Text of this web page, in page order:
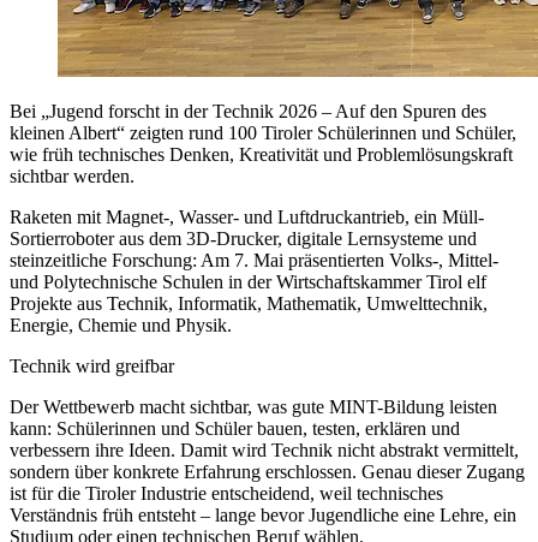
Bei „Jugend forscht in der Technik 2026 – Auf den Spuren des
kleinen Albert“ zeigten rund 100 Tiroler Schülerinnen und Schüler,
wie früh technisches Denken, Kreativität und Problemlösungskraft
sichtbar werden.
Raketen mit Magnet-, Wasser- und Luftdruckantrieb, ein Müll-
Sortierroboter aus dem 3D-Drucker, digitale Lernsysteme und
steinzeitliche Forschung: Am 7. Mai präsentierten Volks-, Mittel-
und Polytechnische Schulen in der Wirtschaftskammer Tirol elf
Projekte aus Technik, Informatik, Mathematik, Umwelttechnik,
Energie, Chemie und Physik.
Technik wird greifbar
Der Wettbewerb macht sichtbar, was gute MINT-Bildung leisten
kann: Schülerinnen und Schüler bauen, testen, erklären und
verbessern ihre Ideen. Damit wird Technik nicht abstrakt vermittelt,
sondern über konkrete Erfahrung erschlossen. Genau dieser Zugang
ist für die Tiroler Industrie entscheidend, weil technisches
Verständnis früh entsteht – lange bevor Jugendliche eine Lehre, ein
Studium oder einen technischen Beruf wählen.